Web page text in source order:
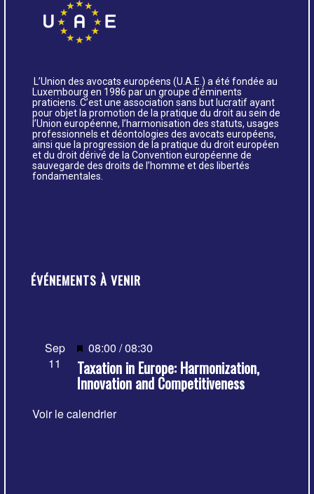
L’Union des avocats européens (U.A.E.) a été fondée au
Luxembourg en 1986 par un groupe d’éminents
praticiens. C’est une association sans but lucratif ayant
pour objet la promotion de la pratique du droit au sein de
l’Union européenne, l’harmonisation des statuts, usages
professionnels et déontologies des avocats européens,
ainsi que la progression de la pratique du droit européen
et du droit dérivé de la Convention européenne de
sauvegarde des droits de l’homme et des libertés
fondamentales.
ÉVÉNEMENTS À VENIR
Sep
11
Mis
en
avant
08:00 /08:30
Taxation in Europe: Harmonization,
Innovation and Competitiveness
Voir le calendrier